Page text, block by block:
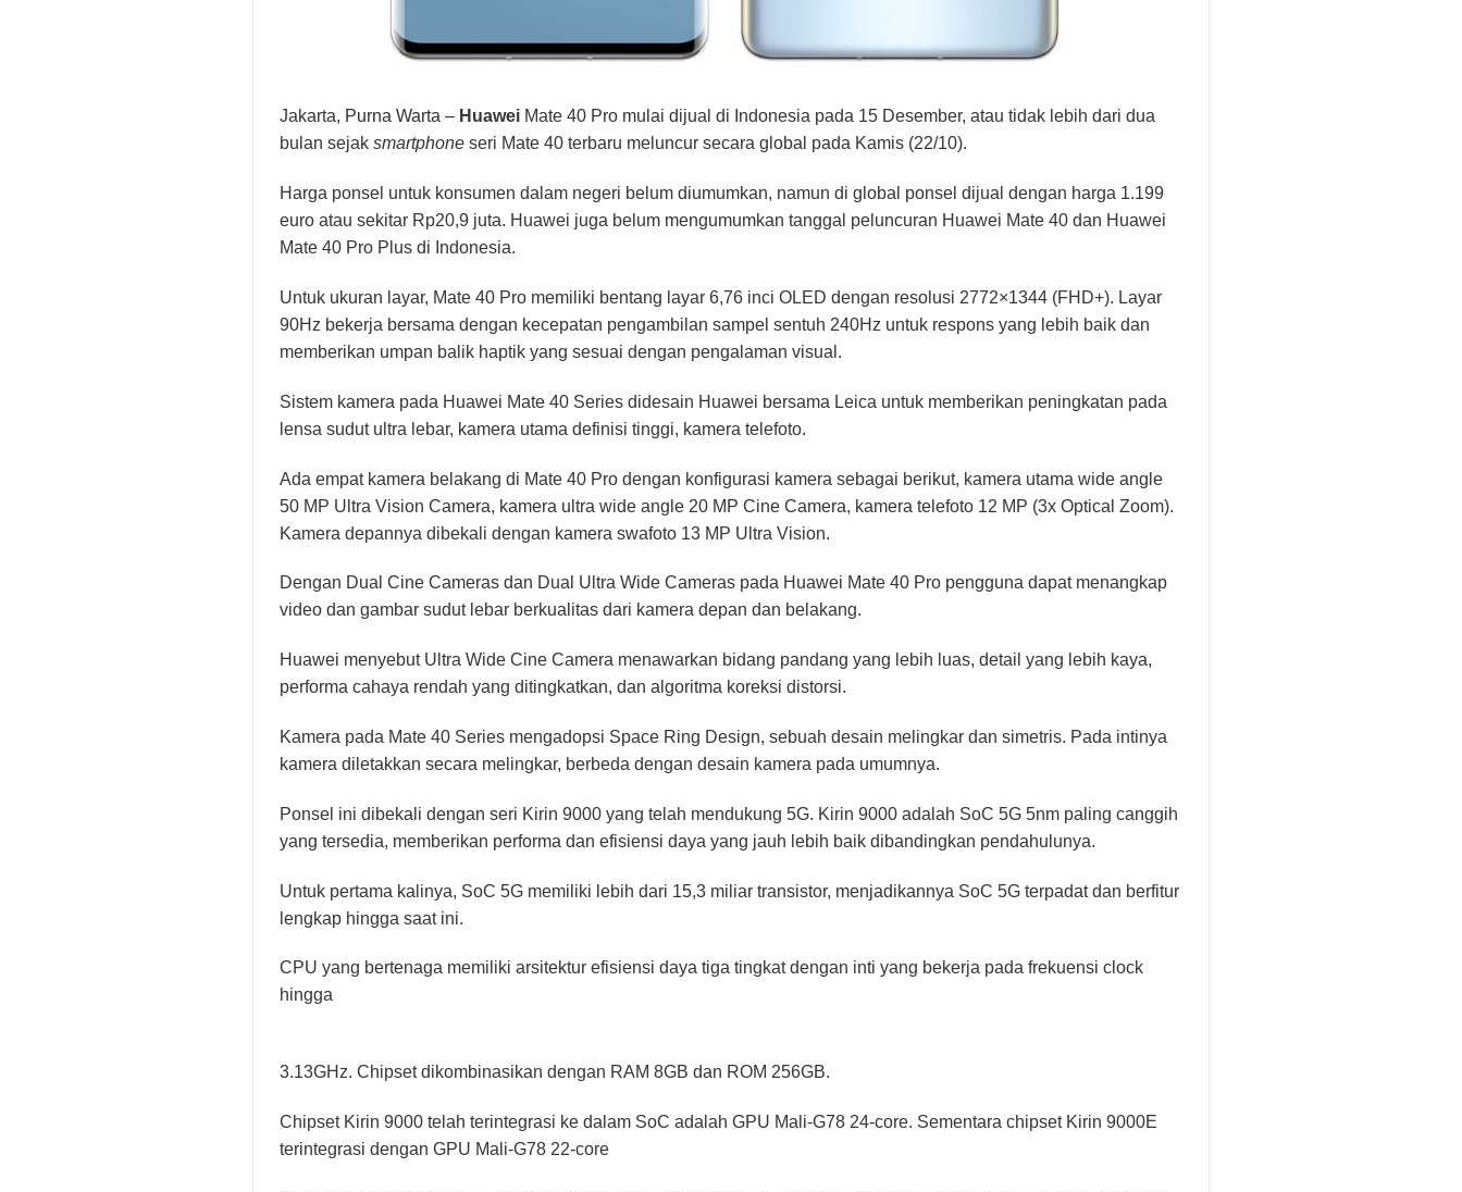
Jakarta, Purna Warta – HuaweiMate 40 Pro mulai dijual di Indonesia pada 15 Desember, atau tidak lebih dari dua
bulan sejak smartphoneseri Mate 40 terbaru meluncur secara global pada Kamis (22/10).
Harga ponsel untuk konsumen dalam negeri belum diumumkan, namun di global ponsel dijual dengan harga 1.199
euro atau sekitar Rp20,9 juta. Huawei juga belum mengumumkan tanggal peluncuran Huawei Mate 40 dan Huawei
Mate 40 Pro Plus di Indonesia.
Untuk ukuran layar, Mate 40 Pro memiliki bentang layar 6,76 inci OLED dengan resolusi 2772×1344 (FHD+). Layar
90Hz bekerja bersama dengan kecepatan pengambilan sampel sentuh 240Hz untuk respons yang lebih baik dan
memberikan umpan balik haptik yang sesuai dengan pengalaman visual.
Sistem kamera pada Huawei Mate 40 Series didesain Huawei bersama Leica untuk memberikan peningkatan pada
lensa sudut ultra lebar, kamera utama definisi tinggi, kamera telefoto.
Ada empat kamera belakang di Mate 40 Pro dengan konfigurasi kamera sebagai berikut, kamera utama wide angle
50 MP Ultra Vision Camera, kamera ultra wide angle 20 MP Cine Camera, kamera telefoto 12 MP (3x Optical Zoom).
Kamera depannya dibekali dengan kamera swafoto 13 MP Ultra Vision.
Dengan Dual Cine Cameras dan Dual Ultra Wide Cameras pada Huawei Mate 40 Pro pengguna dapat menangkap
video dan gambar sudut lebar berkualitas dari kamera depan dan belakang.
Huawei menyebut Ultra Wide Cine Camera menawarkan bidang pandang yang lebih luas, detail yang lebih kaya,
performa cahaya rendah yang ditingkatkan, dan algoritma koreksi distorsi.
Kamera pada Mate 40 Series mengadopsi Space Ring Design, sebuah desain melingkar dan simetris. Pada intinya
kamera diletakkan secara melingkar, berbeda dengan desain kamera pada umumnya.
Ponsel ini dibekali dengan seri Kirin 9000 yang telah mendukung 5G. Kirin 9000 adalah SoC 5G 5nm paling canggih
yang tersedia, memberikan performa dan efisiensi daya yang jauh lebih baik dibandingkan pendahulunya.
Untuk pertama kalinya, SoC 5G memiliki lebih dari 15,3 miliar transistor, menjadikannya SoC 5G terpadat dan berfitur
lengkap hingga saat ini.
CPU yang bertenaga memiliki arsitektur efisiensi daya tiga tingkat dengan inti yang bekerja pada frekuensi clock
hingga
3.13GHz. Chipset dikombinasikan dengan RAM 8GB dan ROM 256GB.
Chipset Kirin 9000 telah terintegrasi ke dalam SoC adalah GPU Mali-G78 24-core. Sementara chipset Kirin 9000E
terintegrasi dengan GPU Mali-G78 22-core